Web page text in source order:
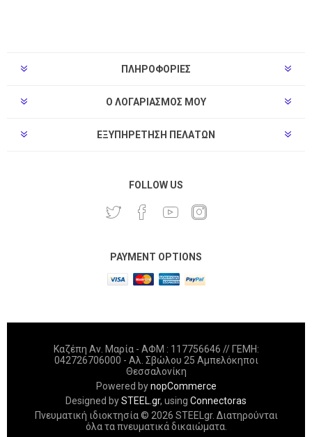
ΠΛΗΡΟΦΟΡΊΕΣ
Ο ΛΟΓΑΡΙΑΣΜΌΣ ΜΟΥ
ΕΞΥΠΗΡΈΤΗΣΗ ΠΕΛΑΤΏΝ
FOLLOW US
PAYMENT OPTIONS
Καζέπη Αν. Μαρία - ΑΦΜ : 117756646 // ΓΕΜΗ:
042726706000 - Αλ. Σβώλου 25 Αμπελόκηποι
Θεσσαλονίκη
Powered bynopCommerce
Designed bySTEEL.gr, using Connectoras
Πνευματική ιδιοκτησία © 2026 STEELgr. Διατηρούνται
όλα τα πνευματικά δικαιώματα.